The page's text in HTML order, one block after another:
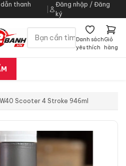
dẫn thanh
Đăng nhập / Đăng
ký
Danh sách
yêu thích
Giỏ
hàng
Scooter 4 Stroke 946ml